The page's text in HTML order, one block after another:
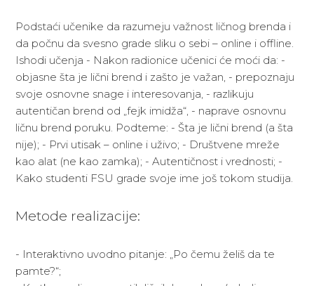
Podstaći učenike da razumeju važnost ličnog brenda i
da počnu da svesno grade sliku o sebi – online i offline.
Ishodi učenja - Nakon radionice učenici će moći da: -
objasne šta je lični brend i zašto je važan, - prepoznaju
svoje osnovne snage i interesovanja, - razlikuju
autentičan brend od „fejk imidža“, - naprave osnovnu
ličnu brend poruku. Podteme: - Šta je lični brend (a šta
nije); - Prvi utisak – online i uživo; - Društvene mreže
kao alat (ne kao zamka); - Autentičnost i vrednosti; -
Kako studenti FSU grade svoje ime još tokom studija.
Metode realizacije:
- Interaktivno uvodno pitanje: „Po čemu želiš da te
pamte?“;